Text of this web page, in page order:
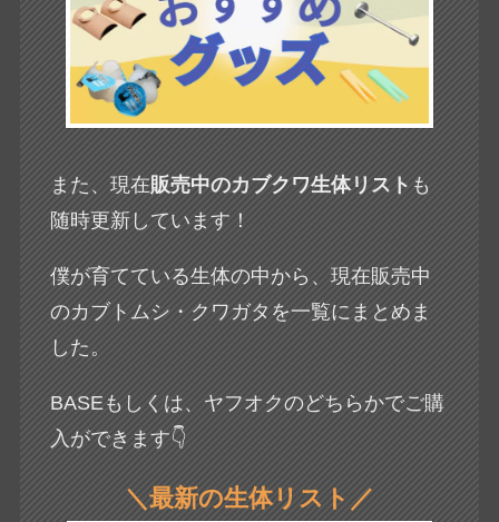
また、現在販売中のカブクワ生体リスト も
随時更新しています！
僕が育てている生体の中から、現在販売中
のカブトムシ・クワガタを一覧にまとめま
した。
BASEもしくは、ヤフオクのどちらかでご購
入ができます👇
＼最新の生体リスト／